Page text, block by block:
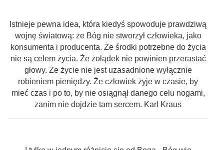
Istnieje pewna idea, która kiedyś spowoduje prawdziwą
wojnę światową: że Bóg nie stworzył człowieka, jako
konsumenta i producenta. Że środki potrzebne do życia
nie są celem życia. Że żołądek nie powinien przerastać
głowy. Że życie nie jest uzasadnione wyłącznie
robieniem pieniędzy. Że człowiek żyje w czasie, by
mieć czas i po to, by nie osiągnął danego celu nogami,
zanim nie dojdzie tam sercem. Karl Kraus